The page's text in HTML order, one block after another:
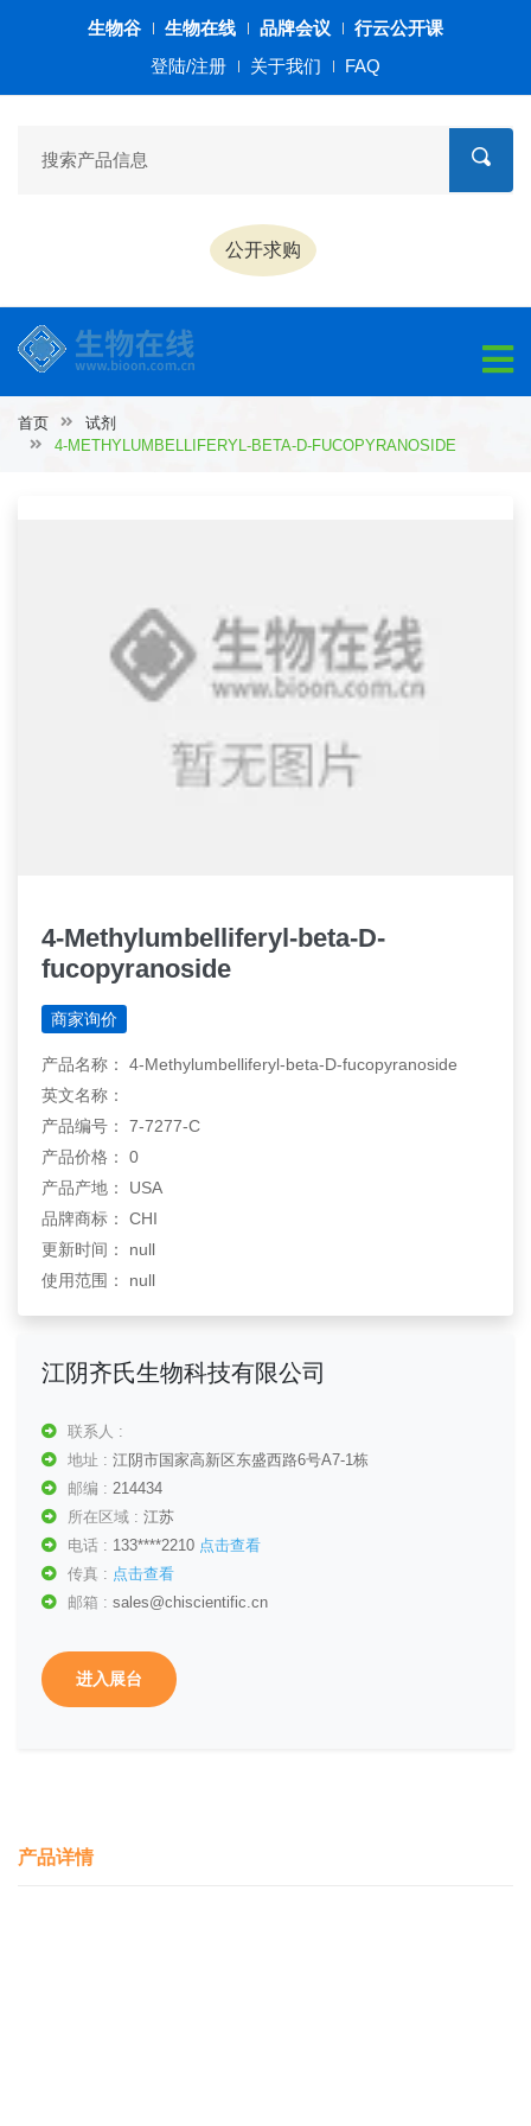
生物谷 生物在线 品牌会议
行云公开课
登陆/注册
关于我们 FAQ
公开求购
首页
试剂
4-METHYLUMBELLIFERYL-BETA-D-FUCOPYRANOSIDE
4-Methylumbelliferyl-beta-D-
fucopyranoside
商家询价
产品名称： 4-Methylumbelliferyl-beta-D-fucopyranoside
英文名称：
产品编号： 7-7277-C
产品价格： 0
产品产地： USA
品牌商标： CHI
更新时间： null
使用范围： null
江阴齐氏生物科技有限公司
联系人 :
地址 : 江阴市国家高新区东盛西路6号A7-1栋
邮编 : 214434
所在区域 : 江苏
电话 : 133****2210 点击查看
传真 : 点击查看
邮箱 : sales@chiscientific.cn
进入展台
产品详情